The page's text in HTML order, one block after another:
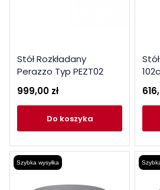
Stół Rozkładany
Perazzo Typ PEZT02
999,00 zł
do koszyka
Szybka wysyłka